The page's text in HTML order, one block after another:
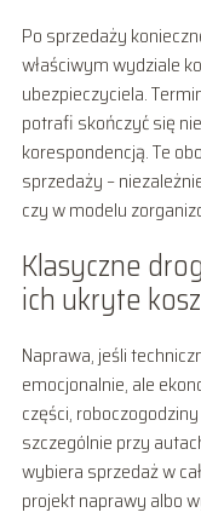
Po sprzedaży
właściwym wydziale
ubezpieczyciela.
potrafi skończyć się
korespondencją. Te
sprzedaży –
czy w modelu
Klasyczne
ich ukryte
Naprawa, jeśli
emocjonalnie, ale
części,
szczególnie przy
wybiera sprzedaż w
projekt naprawy albo